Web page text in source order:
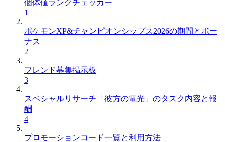
個体値ランクチェッカー
1
ポケモンXP&チャンピオンシップス2026の期間とボー
ナス
2
フレンド募集掲示板
3
スペシャルリサーチ「彼方の電光」のタスク内容と報
酬
4
プロモーションコード一覧と利用方法